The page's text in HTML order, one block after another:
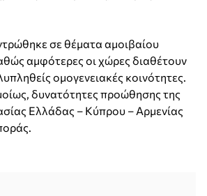
σε θέματα αμοιβαίου
αμφότερες οι χώρες διαθέτουν
ομογενειακές κοινότητες.
δυνατότητες προώθησης της
Ελλάδας – Κύπρου – Αρμενίας